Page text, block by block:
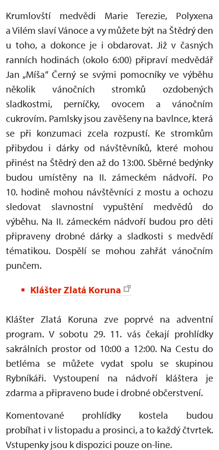
Krumlovští medvědi Marie Terezie, Polyxena
a Vilém slaví Vánoce a vy můžete být na Štědrý den
u toho, a dokonce je i obdarovat. Již v časných
ranních hodinách (okolo 6:00) připraví medvědář
Jan „Míša“ Černý se svými pomocníky ve výběhu
několik vánočních stromků ozdobených
sladkostmi, perníčky, ovocem a vánočním
cukrovím. Pamlsky jsou zavěšeny na bavlnce, která
se při konzumaci zcela rozpustí. Ke stromkům
přibydou i dárky od návštěvníků, které mohou
přinést na Štědrý den až do 13:00. Sběrné bedýnky
budou umístěny na II. zámeckém nádvoří. Po
10. hodině mohou návštěvníci z mostu a ochozu
sledovat slavnostní vypuštění medvědů do
výběhu. Na II. zámeckém nádvoří budou pro děti
připraveny drobné dárky a sladkosti s medvědí
tématikou. Dospělí se mohou zahřát vánočním
punčem.
Klášter Zlatá Koruna
Klášter Zlatá Koruna zve poprvé na adventní
program. V sobotu 29. 11. vás čekají prohlídky
sakrálních prostor od 10:00 a 12:00. Na Cestu do
betléma se můžete vydat spolu se skupinou
Rybníkáři. Vystoupení na nádvoří kláštera je
zdarma a připraveno bude i drobné občerstvení.
Komentované prohlídky kostela budou
probíhat i v listopadu a prosinci, a to každý čtvrtek.
Vstupenky jsou k dispozici pouze on-line.